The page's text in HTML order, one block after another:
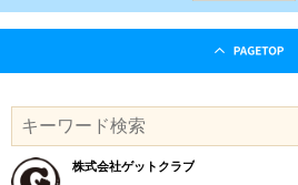
株式会社ゲットクラブ